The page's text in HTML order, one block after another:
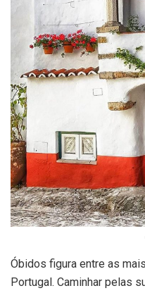
Óbidos figura entre as
Portugal. Caminhar pelas